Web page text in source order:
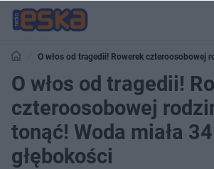
O włos od tragedii! Rowerek czteroosobowej
miała 34 metry głębokości
O włos od tragedii!
czteroosobowej
tonąć! Woda miała
głębokości